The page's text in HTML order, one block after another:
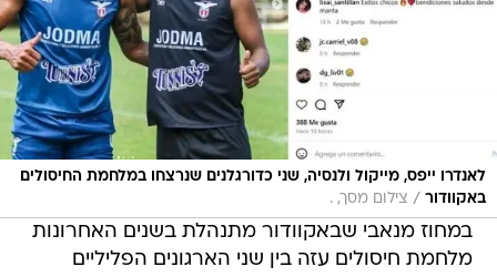
לאנדרו ייפס, מייקול ולנסיה, שני כדורגלנים שנרצחו במלחמת החיסולים
באקוודור / צילום מסך, .
במחוז מנאבי שבאקוודור מתנהלת בשנים האחרונות
מלחמת חיסולים עזה בין שני הארגונים הפליליים